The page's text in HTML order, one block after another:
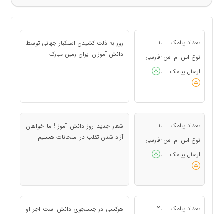
تعداد پیامک :
1
نوع اس ام اس : فارسی
ارسال پیامک
:
روز به ذلت کشیدن استکبار جهانی توسط
دانش آموزان ایران زمین مبارک
تعداد پیامک :
1
نوع اس ام اس : فارسی
ارسال پیامک
:
شعار جدید روز دانش آموز ! ما خواهان
آزاد شدن تقلب در امتحانات هستیم !
تعداد پیامک :
2
هرکسی در جستجوی دانش است اجر او